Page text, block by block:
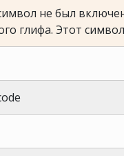
не был
глифа. Этот